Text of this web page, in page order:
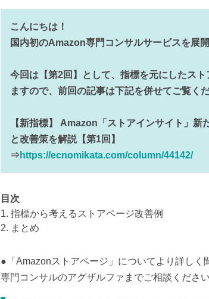
こんにちは！
国内初のAmazon専門コンサルサービスを展
今回は【第2回】として、指標を元にしたス
ますので、前回の記事は下記を併せてご覧くだ
【新指標】 Amazon「ストアインサイト」新
と改善策を解説【第1回】
⇒ https://ecnomikata.com/column/44142/
目次
1. 指標から考えるストアページ改善例
2. まとめ
●「Amazonストアページ」についてより詳しく
専門コンサルのアグザルファまでご相談ください